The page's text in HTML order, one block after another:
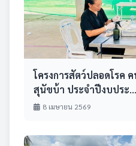
โครงการสัตว์ปลอดโรค
สุนัขบ้า ประจำปีงบประ...
8 เมษายน 2569